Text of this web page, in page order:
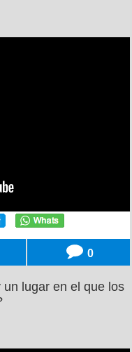
0
lugar en el que los